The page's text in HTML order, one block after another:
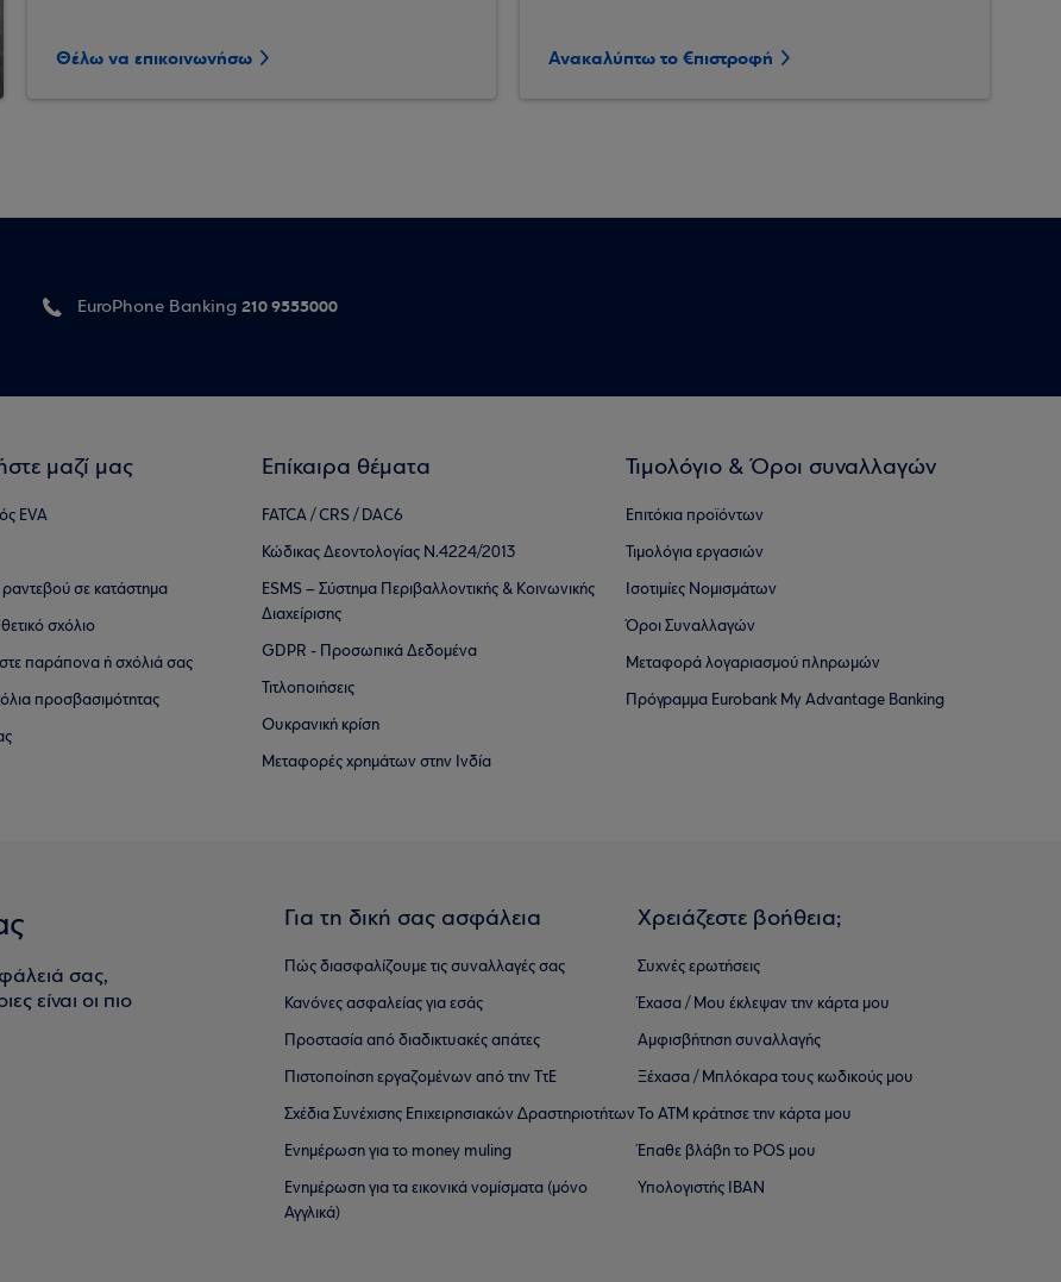
Θέλω να επικοινωνήσω Ανακαλύπτω το €πιστροφή
EuroPhone Banking 210 9555000
μαζί μας
EVA
ραντεβού σε κατάστημα
σχόλιο
παράπονα ή σχόλιά σας
προσβασιμότητας
Επίκαιρα θέματα
FATCA / CRS / DAC6
Κώδικας Δεοντολογίας Ν.4224/2013
ESMS – Σύστημα Περιβαλλοντικής & Κοινωνικής
Διαχείρισης
GDPR - Προσωπικά Δεδομένα
Τιτλοποιήσεις
Ουκρανική κρίση
Μεταφορές χρημάτων στην Ινδία
Τιμολόγιο & Όροι συναλλαγών
Επιτόκια προϊόντων
Τιμολόγια εργασιών
Ισοτιμίες Νομισμάτων
Όροι Συναλλαγών
Μεταφορά λογαριασμού πληρωμών
Πρόγραμμα Eurobank My Advantage Banking
σας,
είναι οι πιο
Για τη δική σας ασφάλεια
Πώς διασφαλίζουμε τις συναλλαγές σας
Κανόνες ασφαλείας για εσάς
Προστασία από διαδικτυακές απάτες
Πιστοποίηση εργαζομένων από την ΤτΕ
Σχέδια Συνέχισης Επιχειρησιακών ∆ραστηριοτήτων
Ενημέρωση για το money muling
Ενημέρωση για τα εικονικά νομίσματα (μόνο
Αγγλικά)
Χρειάζεστε βοήθεια;
Συχνές ερωτήσεις
Έχασα / Μου έκλεψαν την κάρτα μου
Αμφισβήτηση συναλλαγής
Ξέχασα / Μπλόκαρα τους κωδικούς μου
Το ΑΤΜ κράτησε την κάρτα μου
Έπαθε βλάβη το POS μου
Υπολογιστής IBAN